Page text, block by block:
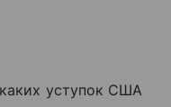
уступок США